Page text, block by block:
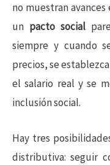
no muestran
un pacto social
siempre y cuando
precios, se
el salario real y se
inclusión social.
Hay tres
distributiva: seguir